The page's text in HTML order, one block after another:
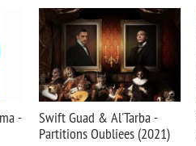
-
Swift Guad & Al'Tarba -
Partitions Oubliees (2021)